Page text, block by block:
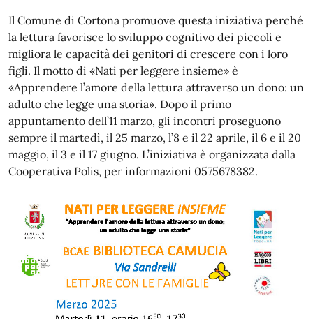
Il Comune di Cortona promuove questa iniziativa perché
la lettura favorisce lo sviluppo cognitivo dei piccoli e
migliora le capacità dei genitori di crescere con i loro
figli. Il motto di «Nati per leggere insieme» è
«Apprendere l’amore della lettura attraverso un dono: un
adulto che legge una storia». Dopo il primo
appuntamento dell’11 marzo, gli incontri proseguono
sempre il martedì, il 25 marzo, l’8 e il 22 aprile, il 6 e il 20
maggio, il 3 e il 17 giugno. L’iniziativa è organizzata dalla
Cooperativa Polis, per informazioni 0575678382.